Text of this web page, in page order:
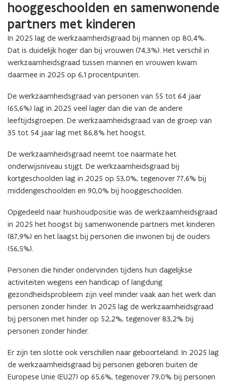
hooggeschoolden en samenwonende
partners met kinderen
In 2025 lag de werkzaamheidsgraad bij mannen op 80,4%.
Dat is duidelijk hoger dan bij vrouwen (74,3%). Het verschil in
werkzaamheidsgraad tussen mannen en vrouwen kwam
daarmee in 2025 op 6,1 procentpunten.
De werkzaamheidsgraad van personen van 55 tot 64 jaar
(65,6%) lag in 2025 veel lager dan die van de andere
leeftijdsgroepen. De werkzaamheidsgraad van de groep van
35 tot 54 jaar lag met 86,8% het hoogst.
De werkzaamheidsgraad neemt toe naarmate het
onderwijsniveau stijgt. De werkzaamheidsgraad bij
kortgeschoolden lag in 2025 op 53,0%, tegenover 77,6% bij
middengeschoolden en 90,0% bij hooggeschoolden.
Opgedeeld naar huishoudpositie was de werkzaamheidsgraad
in 2025 het hoogst bij samenwonende partners met kinderen
(87,9%) en het laagst bij personen die inwonen bij de ouders
(56,5%).
Personen die hinder ondervinden tijdens hun dagelijkse
activiteiten wegens een handicap of langdurig
gezondheidsprobleem zijn veel minder vaak aan het werk dan
personen zonder hinder. In 2025 lag de werkzaamheidsgraad
bij personen met hinder op 52,2%, tegenover 83,2% bij
personen zonder hinder.
Er zijn ten slotte ook verschillen naar geboorteland. In 2025 lag
de werkzaamheidsgraad bij personen geboren buiten de
Europese Unie (EU27) op 65,6%, tegenover 79,0% bij personen